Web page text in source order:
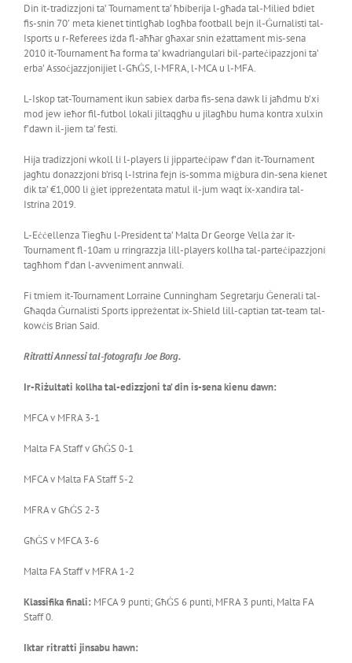
Din it-tradizzjoni ta’ Tournament ta’ ħbiberija l-għada tal-Milied bdiet
fis-snin 70′ meta kienet tintlgħab logħba football bejn il-Ġurnalisti tal-
Isports u r-Referees iżda fl-aħħar għaxar snin eżattament mis-sena
2010 it-Tournament ħa forma ta’ kwadriangulari bil-parteċipazzjoni ta’
erba’ Assoċjazzjonijiet l-GħĠS, l-MFRA, l-MCA u l-MFA.
L-Iskop tat-Tournament ikun sabiex darba fis-sena dawk li jaħdmu b’xi
mod jew ieħor fil-futbol lokali jiltaqgħu u jilagħbu huma kontra xulxin
f’dawn il-jiem ta’ festi.
Hija tradizzjoni wkoll li l-players li jipparteċipaw f’dan it-Tournament
jagħtu donazzjoni b’risq l-Istrina fejn is-somma miġbura din-sena kienet
dik ta’ €1,000 li ġiet ippreżentata matul il-jum waqt ix-xandira tal-
Istrina 2019.
L-Eċċellenza Tiegħu l-President ta’ Malta Dr George Vella żar it-
Tournament fl-10am u rringrazzja lill-players kollha tal-parteċipazzjoni
tagħhom f’dan l-avveniment annwali.
Fi tmiem it-Tournament Lorraine Cunningham Segretarju Ġenerali tal-
Għaqda Ġurnalisti Sports ippreżentat ix-Shield lill-captian tat-team tal-
kowċis Brian Said.
Ritratti Annessi tal-fotografu Joe Borg.
Ir-Riżultati kollha tal-edizzjoni ta’ din is-sena kienu dawn:
MFCA v MFRA 3-1
Malta FA Staff v GħĠS 0-1
MFCA v Malta FA Staff 5-2
MFRA v GħĠS 2-3
GħĠS v MFCA 3-6
Malta FA Staff v MFRA 1-2
Klassifika finali: MFCA 9 punti; GħĠS 6 punti, MFRA 3 punti, Malta FA
Staff 0.
Iktar ritratti jinsabu hawn: